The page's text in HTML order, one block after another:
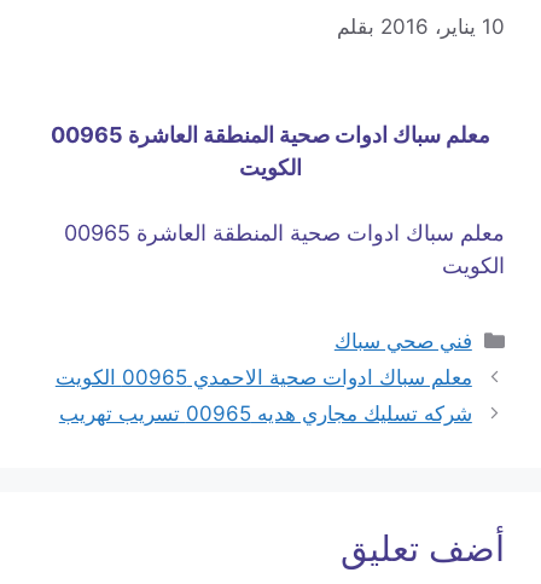
10 يناير، 2016 بقلم
معلم سباك ادوات صحية المنطقة العاشرة 00965
الكويت
معلم سباك ادوات صحية المنطقة العاشرة 00965
الكويت
التصنيفات
فني صحي سباك
معلم سباك ادوات صحية الاحمدي 00965 الكويت
شركه تسليك مجاري هديه 00965 تسريب تهريب
أضف تعليق